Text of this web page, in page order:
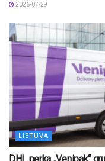
2026-07-29
LIETUVA
DHL perka „Venipak“